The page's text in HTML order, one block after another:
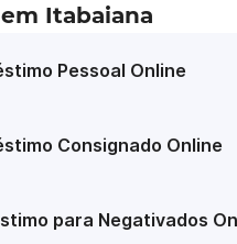
Itabaiana
Pessoal Online
Consignado Online
para Negativados